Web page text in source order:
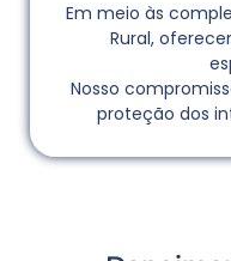
Em meio às
Rural,
Nosso
proteção dos